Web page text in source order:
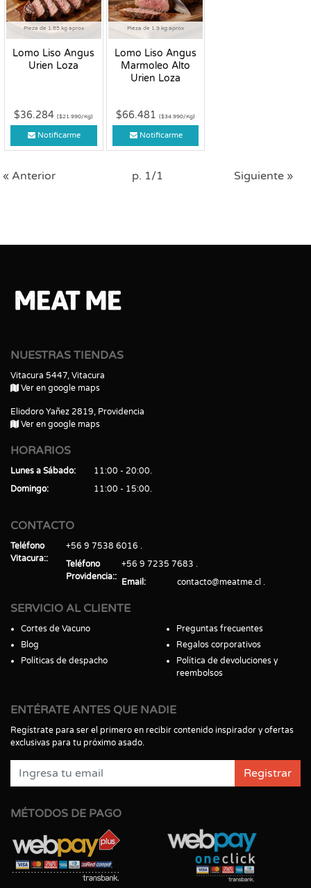
Pieza de 1.65 kg aprox
Lomo Liso Angus
Urien Loza
$36.284($21.990/Kg)
Notificarme
Pieza de 1.9 kg aprox
Lomo Liso Angus
Marmoleo Alto
Urien Loza
$66.481 ($34.990/Kg)
Notificarme
« Anterior p. 1/1 Siguiente »
NUESTRAS TIENDAS
Vitacura 5447, Vitacura
Ver en google maps
Eliodoro Yañez 2819, Providencia
Ver en google maps
HORARIOS
Lunes a Sábado
11:00 - 20:00
Domingo
11:00 - 15:00
CONTACTO
Teléfono
Vitacura:
+56 9 7538 6016
Teléfono
Providencia:
+56 9 7235 7683
Email
contacto@meatme.cl
SERVICIO AL CLIENTE
Cortes de Vacuno
Blog
Políticas de despacho
Preguntas frecuentes
Regalos corporativos
Política de devoluciones y
reembolsos
ENTÉRATE ANTES QUE NADIE
Regístrate para ser el primero en recibir contenido inspirador y ofertas
exclusivas para tu próximo asado.
Registrar
MÉTODOS DE PAGO